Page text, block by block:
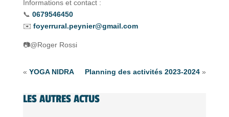
Informations et contact :
📞 0679546450
✉️ foyerrural.peynier@gmail.com
📷@Roger Rossi
« YOGA NIDRA Planning des activités 2023-2024 »
LES AUTRES ACTUS